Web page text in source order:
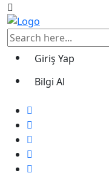
Giriş Yap
Bilgi Al